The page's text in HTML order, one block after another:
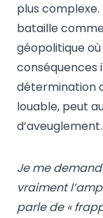
plus complexe.
bataille
géopolitique
conséquences
détermination
louable, peut
d’aveuglement.
Je me
vraiment
parle de «